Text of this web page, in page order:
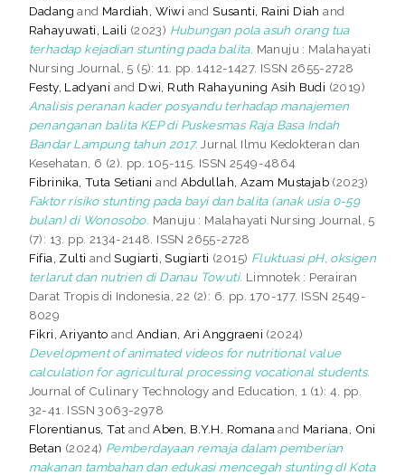
Dadang and Mardiah, Wiwi andSusanti, Raini Diah and
Rahayuwati, Laili (2023) Hubungan pola asuh orang tua
terhadap kejadian stunting pada balita. Manuju : Malahayati
Nursing Journal, 5 (5): 11. pp. 1412-1427. ISSN 2655-2728
Festy, Ladyani and Dwi, Ruth Rahayuning Asih Budi (2019)
Analisis peranan kader posyandu terhadap manajemen
penanganan balita KEP di Puskesmas Raja Basa Indah
Bandar Lampung tahun 2017. Jurnal Ilmu Kedokteran dan
Kesehatan, 6 (2). pp. 105-115. ISSN 2549-4864
Fibrinika, Tuta Setiani and Abdullah, Azam Mustajab (2023)
Faktor risiko stunting pada bayi dan balita (anak usia 0-59
bulan) di Wonosobo. Manuju : Malahayati Nursing Journal, 5
(7): 13. pp. 2134-2148. ISSN 2655-2728
Fifia, Zulti andSugiarti, Sugiarti (2015) Fluktuasi pH, oksigen
terlarut dan nutrien di Danau Towuti. Limnotek : Perairan
Darat Tropis di Indonesia, 22 (2): 6. pp. 170-177. ISSN 2549-
8029
Fikri, Ariyanto and Andian, Ari Anggraeni (2024)
Development of animated videos for nutritional value
calculation for agricultural processing vocational students.
Journal of Culinary Technology and Education, 1 (1): 4. pp.
32-41. ISSN 3063-2978
Florentianus, Tat andAben, B.Y.H. Romana and Mariana, Oni
Betan (2024) Pemberdayaan remaja dalam pemberian
makanan tambahan dan edukasi mencegah stunting dI Kota